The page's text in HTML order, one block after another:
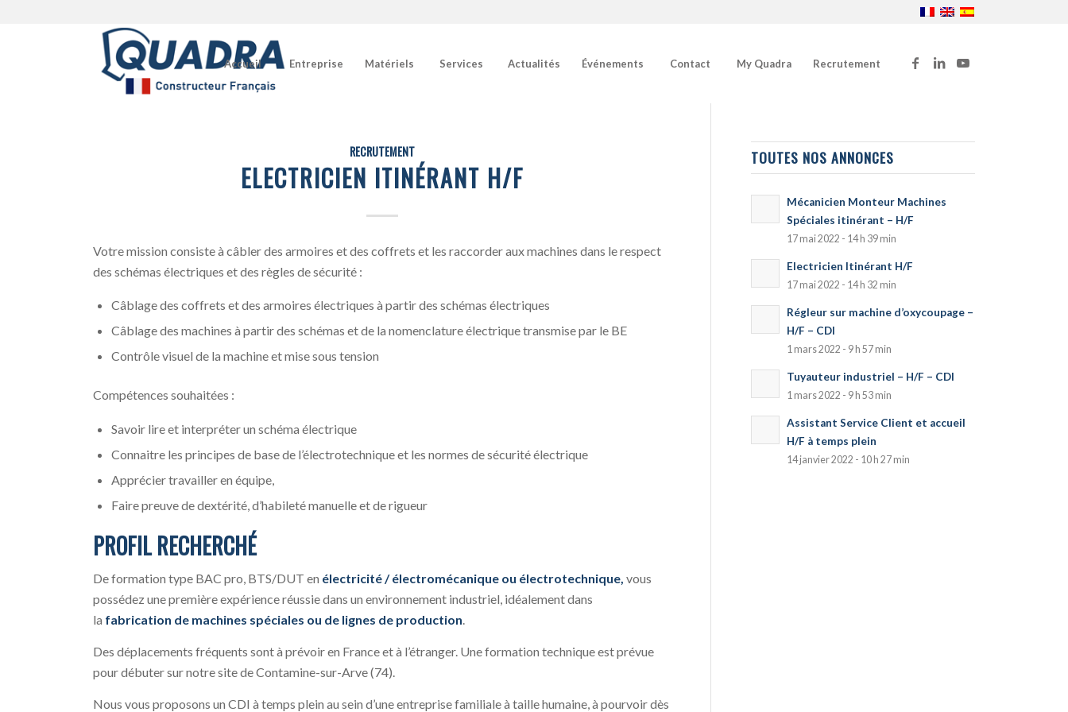
Accueil Entreprise Matériels Services Actualités Événements Contact My Quadra Recrutement
RECRUTEMENT
ELECTRICIEN ITINÉRANT H/F
Votre mission consiste à câbler des armoires et des coffrets et les raccorder aux machines dans le respect
des schémas électriques et des règles de sécurité :
Câblage des coffrets et des armoires électriques à partir des schémas électriques
Câblage des machines à partir des schémas et de la nomenclature électrique transmise par le BE
Contrôle visuel de la machine et mise sous tension
Compétences souhaitées :
Savoir lire et interpréter un schéma électrique
Connaitre les principes de base de l’électrotechnique et les normes de sécurité électrique
Apprécier travailler en équipe,
Faire preuve de dextérité, d’habileté manuelle et de rigueur
PROFIL RECHERCHÉ
De formation type BAC pro, BTS/DUT en électricité / électromécanique ou électrotechnique, vous
possédez une première expérience réussie dans un environnement industriel, idéalement dans
la fabrication de machines spéciales ou de lignes de production.
Des déplacements fréquents sont à prévoir en France et à l’étranger. Une formation technique est prévue
pour débuter sur notre site de Contamine-sur-Arve (74).
Nous vous proposons un CDI à temps plein au sein d’une entreprise familiale à taille humaine, à pourvoir dès
TOUTES NOS ANNONCES
Mécanicien Monteur Machines
Spéciales itinérant – H/F
17 mai 2022 - 14 h 39 min
Electricien Itinérant H/F
17 mai 2022 - 14 h 32 min
Régleur sur machine d’oxycoupage –
H/F – CDI
1 mars 2022 - 9 h 57 min
Tuyauteur industriel – H/F – CDI
1 mars 2022 - 9 h 53 min
Assistant Service Client et accueil
H/F à temps plein
14 janvier 2022 - 10 h 27 min